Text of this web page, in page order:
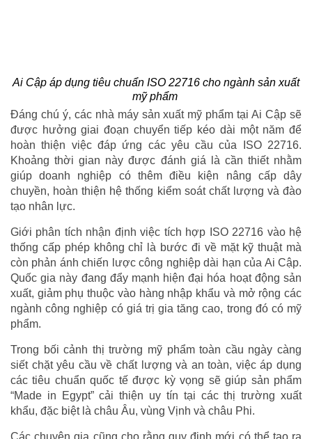
Ai Cập áp dụng tiêu chuẩn ISO 22716 cho ngành sản xuất
mỹ phẩm
Đáng chú ý, các nhà máy sản xuất mỹ phẩm tại Ai Cập sẽ
được hưởng giai đoạn chuyển tiếp kéo dài một năm để
hoàn thiện việc đáp ứng các yêu cầu của ISO 22716.
Khoảng thời gian này được đánh giá là cần thiết nhằm
giúp doanh nghiệp có thêm điều kiện nâng cấp dây
chuyền, hoàn thiện hệ thống kiểm soát chất lượng và đào
tạo nhân lực.
Giới phân tích nhận định việc tích hợp ISO 22716 vào hệ
thống cấp phép không chỉ là bước đi về mặt kỹ thuật mà
còn phản ánh chiến lược công nghiệp dài hạn của Ai Cập.
Quốc gia này đang đẩy mạnh hiện đại hóa hoạt động sản
xuất, giảm phụ thuộc vào hàng nhập khẩu và mở rộng các
ngành công nghiệp có giá trị gia tăng cao, trong đó có mỹ
phẩm.
Trong bối cảnh thị trường mỹ phẩm toàn cầu ngày càng
siết chặt yêu cầu về chất lượng và an toàn, việc áp dụng
các tiêu chuẩn quốc tế được kỳ vọng sẽ giúp sản phẩm
“Made in Egypt” cải thiện uy tín tại các thị trường xuất
khẩu, đặc biệt là châu Âu, vùng Vịnh và châu Phi.